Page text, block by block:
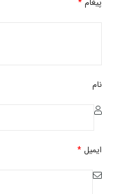
نام
ایمیل *